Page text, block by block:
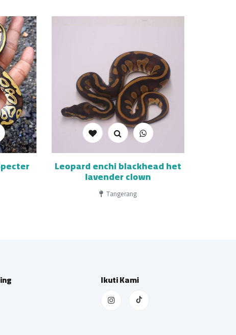
Leopard enchi blackhead het
lavender clown
Tangerang
Ikuti Kami